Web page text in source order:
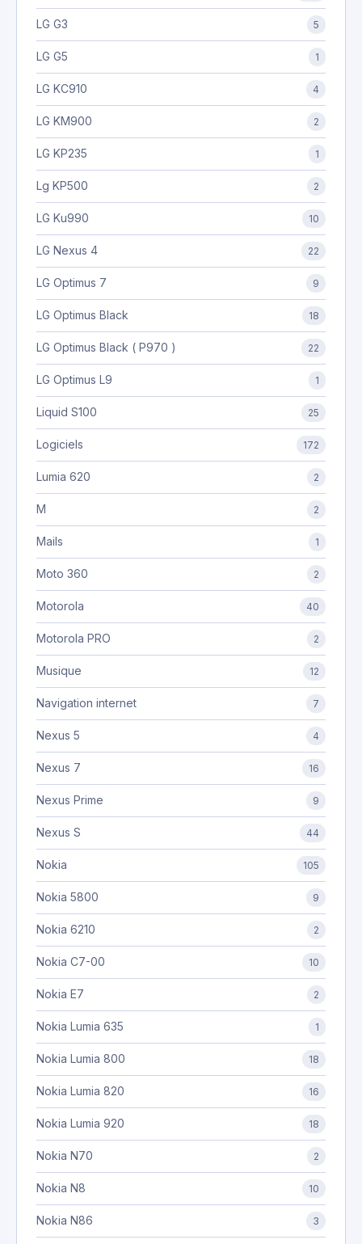
LG G3 5
LG G5 1
LG KC910 4
LG KM900 2
LG KP235 1
Lg KP500 2
LG Ku990 10
LG Nexus 4 22
LG Optimus 7 9
LG Optimus Black 18
LG Optimus Black ( P970 ) 22
LG Optimus L9 1
Liquid S100 25
Logiciels 172
Lumia 620 2
M 2
Mails 1
Moto 360 2
Motorola 40
Motorola PRO 2
Musique 12
Navigation internet 7
Nexus 5 4
Nexus 7 16
Nexus Prime 9
Nexus S 44
Nokia 105
Nokia 5800 9
Nokia 6210 2
Nokia C7-00 10
Nokia E7 2
Nokia Lumia 635 1
Nokia Lumia 800 18
Nokia Lumia 820 16
Nokia Lumia 920 18
Nokia N70 2
Nokia N8 10
Nokia N86 3